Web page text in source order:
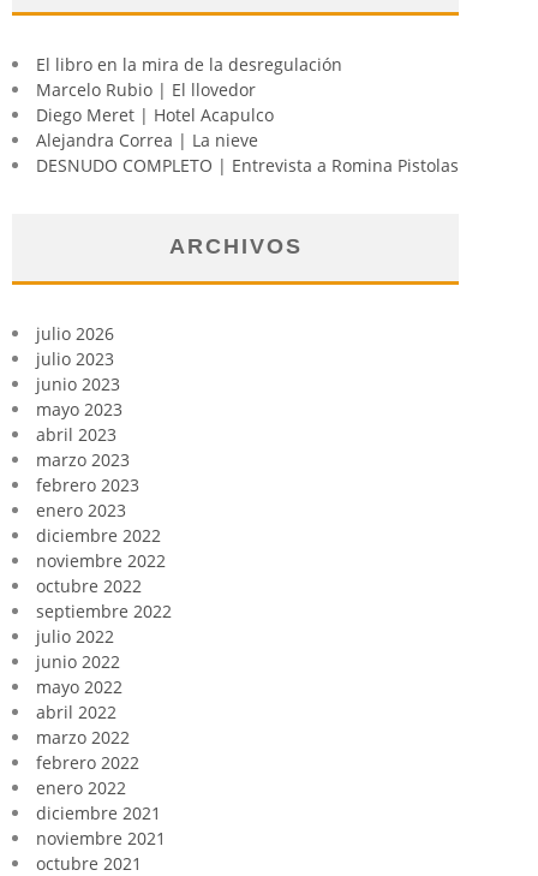
El libro en la mira de la desregulación
Marcelo Rubio | El llovedor
Diego Meret | Hotel Acapulco
Alejandra Correa | La nieve
DESNUDO COMPLETO | Entrevista a Romina Pistolas
ARCHIVOS
julio 2026
julio 2023
junio 2023
mayo 2023
abril 2023
marzo 2023
febrero 2023
enero 2023
diciembre 2022
noviembre 2022
octubre 2022
septiembre 2022
julio 2022
junio 2022
mayo 2022
abril 2022
marzo 2022
febrero 2022
enero 2022
diciembre 2021
noviembre 2021
octubre 2021